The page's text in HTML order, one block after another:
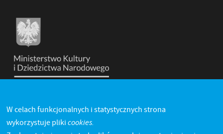
W celach funkcjonalnych i statystycznych strona
wykorzystuje pliki cookies.